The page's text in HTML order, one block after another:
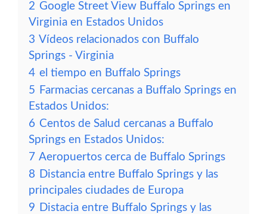
2 Google Street View Buffalo Springs en
Virginia en Estados Unidos
3 Vídeos relacionados con Buffalo
Springs - Virginia
4 el tiempo en Buffalo Springs
5 Farmacias cercanas a Buffalo Springs en
Estados Unidos:
6 Centos de Salud cercanas a Buffalo
Springs en Estados Unidos:
7 Aeropuertos cerca de Buffalo Springs
8 Distancia entre Buffalo Springs y las
principales ciudades de Europa
9 Distacia entre Buffalo Springs y las